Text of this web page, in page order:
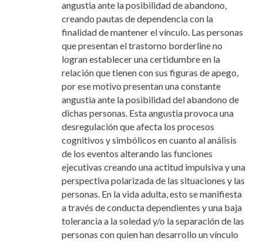
angustia ante la posibilidad de abandono,
creando pautas de dependencia con la
finalidad de mantener el vínculo. Las personas
que presentan el trastorno borderline no
logran establecer una certidumbre en la
relación que tienen con sus figuras de apego,
por ese motivo presentan una constante
angustia ante la posibilidad del abandono de
dichas personas. Esta angustia provoca una
desregulación que afecta los procesos
cognitivos y simbólicos en cuanto al análisis
de los eventos alterando las funciones
ejecutivas creando una actitud impulsiva y una
perspectiva polarizada de las situaciones y las
personas. En la vida adulta, esto se manifiesta
a través de conducta dependientes y una baja
tolerancia a la soledad y/o la separación de las
personas con quien han desarrollo un vínculo